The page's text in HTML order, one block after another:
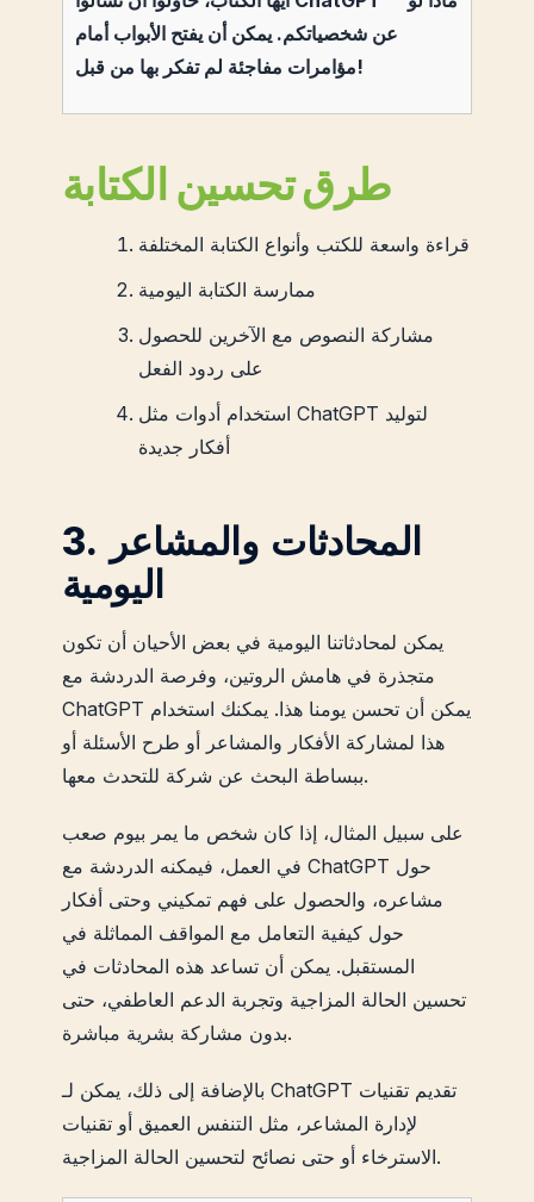
عن شخصياتكم. يمكن أن يفتح الأبواب أمام
مؤامرات مفاجئة لم تفكر بها من قبل!
طرق تحسين الكتابة
قراءة واسعة للكتب وأنواع الكتابة المختلفة
ممارسة الكتابة اليومية
مشاركة النصوص مع الآخرين للحصول
على ردود الفعل
استخدام أدوات مثل ChatGPT لتوليد
أفكار جديدة
3. المحادثات والمشاعر
اليومية
يمكن لمحادثاتنا اليومية في بعض الأحيان أن تكون
متجذرة في هامش الروتين، وفرصة الدردشة مع
ChatGPT يمكن أن تحسن يومنا هذا. يمكنك استخدام
هذا لمشاركة الأفكار والمشاعر أو طرح الأسئلة أو
ببساطة البحث عن شركة للتحدث معها.
على سبيل المثال، إذا كان شخص ما يمر بيوم صعب
في العمل، فيمكنه الدردشة مع ChatGPT حول
مشاعره، والحصول على فهم تمكيني وحتى أفكار
حول كيفية التعامل مع المواقف المماثلة في
المستقبل. يمكن أن تساعد هذه المحادثات في
تحسين الحالة المزاجية وتجربة الدعم العاطفي، حتى
بدون مشاركة بشرية مباشرة.
بالإضافة إلى ذلك، يمكن لـ ChatGPT تقديم تقنيات
لإدارة المشاعر، مثل التنفس العميق أو تقنيات
الاسترخاء أو حتى نصائح لتحسين الحالة المزاجية.